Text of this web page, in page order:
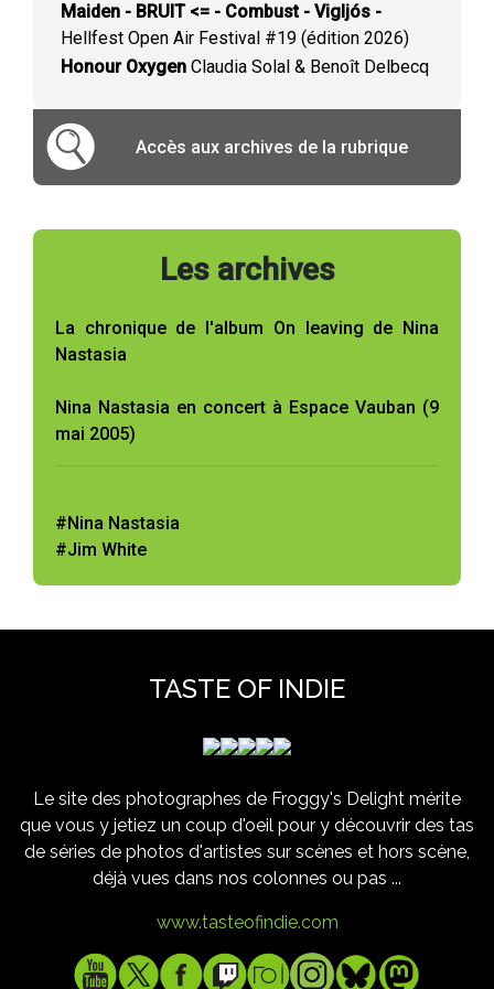
Maiden - BRUIT <= - Combust - Vigljós -
Hellfest Open Air Festival #19 (édition 2026)
Honour Oxygen Claudia Solal & Benoît Delbecq
Accès aux archives de la rubrique
Les archives
La chronique de l'album On leaving de Nina
Nastasia
Nina Nastasia en concert à Espace Vauban (9
mai 2005)
#Nina Nastasia
#Jim White
TASTE OF INDIE
Le site des photographes de Froggy's Delight mérite
que vous y jetiez un coup d'oeil pour y découvrir des tas
de séries de photos d'artistes sur scènes et hors scène,
déjà vues dans nos colonnes ou pas ...
www.tasteofindie.com